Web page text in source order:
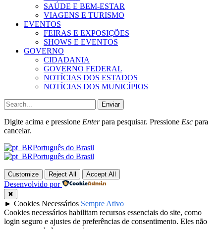
SAÚDE E BEM-ESTAR
VIAGENS E TURISMO
EVENTOS
FEIRAS E EXPOSIÇÕES
SHOWS E EVENTOS
GOVERNO
CIDADANIA
GOVERNO FEDERAL
NOTÍCIAS DOS ESTADOS
NOTÍCIAS DOS MUNICÍPIOS
Enviar
Digite acima e pressione Enterpara pesquisar. Pressione Esc para
cancelar.
Português do Brasil
Português do Brasil
Customize Reject All Accept All
Desenvolvido por
✖
► Cookies Necessários Sempre Ativo
Cookies necessários habilitam recursos essenciais do site, como
login seguro e ajustes de preferências de consentimento. Eles não